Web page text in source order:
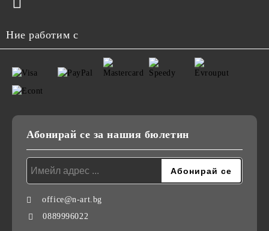
Ние работим с
Абонирай се за нашия бюлетин
office@n-art.bg
0889996022